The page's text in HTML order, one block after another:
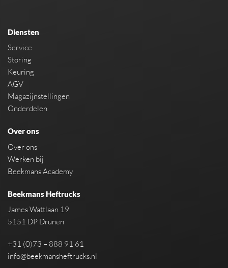
Diensten
Service
Storing
Keuring
AGV
Magazijnstellingen
Onderdelen
Over ons
Over ons
Werken bij
Beekmans Academy
Beekmans Heftrucks
James Wattlaan 19
5151 DP Drunen
+31 (0)73 – 888 91 61
info@beekmansheftrucks.nl